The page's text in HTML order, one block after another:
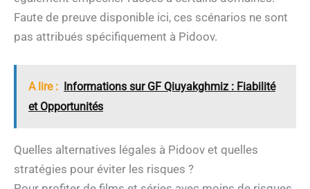
Faute de preuve disponible ici, ces scénarios ne sont
pas attribués spécifiquement à Pidoov.
A lire :
Informations sur GF Qiuyakghmiz : Fiabilité
et Opportunités
Quelles alternatives légales à Pidoov et quelles
stratégies pour éviter les risques ?